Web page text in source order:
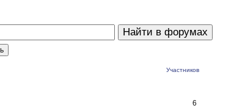
Участников
6